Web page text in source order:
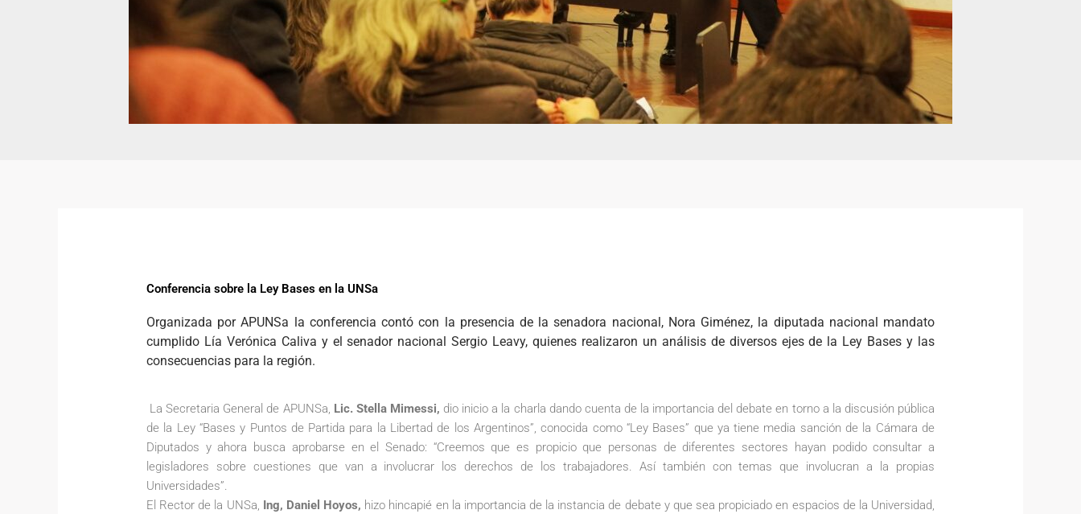
Conferencia sobre la Ley Bases en la UNSa
Organizada por APUNSa la conferencia contó con la presencia de la senadora nacional, Nora Giménez, la diputada nacional mandato
cumplido Lía Verónica Caliva y el senador nacional Sergio Leavy, quienes realizaron un análisis de diversos ejes de la Ley Bases y las
consecuencias para la región.
La Secretaria General de APUNSa, Lic. Stella Mimessi, dio inicio a la charla dando cuenta de la importancia del debate en torno a la discusión pública
de la Ley “Bases y Puntos de Partida para la Libertad de los Argentinos”, conocida como “Ley Bases” que ya tiene media sanción de la Cámara de
Diputados y ahora busca aprobarse en el Senado: “Creemos que es propicio que personas de diferentes sectores hayan podido consultar a
legisladores sobre cuestiones que van a involucrar los derechos de los trabajadores. Así también con temas que involucran a la propias
Universidades”.
El Rector de la UNSa, Ing, Daniel Hoyos, hizo hincapié en la importancia de la instancia de debate y que sea propiciado en espacios de la Universidad,